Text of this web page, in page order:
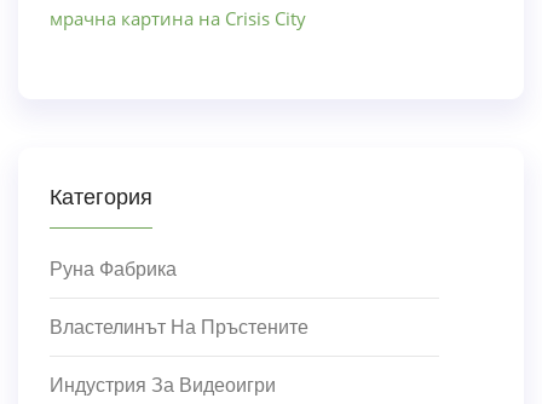
мрачна картина на Crisis City
Категория
Руна Фабрика
Властелинът На Пръстените
Индустрия За Видеоигри